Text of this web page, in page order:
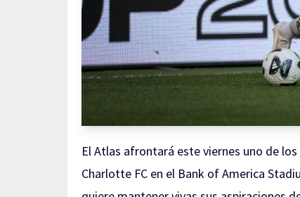
El Atlas afrontará este viernes uno de
Charlotte FC en el Bank of America